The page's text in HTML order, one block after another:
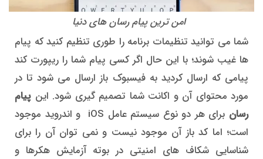
امن ترین پیام رسان های دنیا
شما می توانید تنظیمات برنامه را طوری تنظیم کنید که پیام
ها غیب شوند؛ با این حال اگر کسی پیام شما را ریپورت کند
پیامی که ارسال کردید به فیسبوک باز ارسال می شود تا در
مورد محتوای آن و اکانت شما تصمیم گیری شود. این پیام
رسان
برای هر دو نوع سیستم عامل iOS و اندروید موجود
است؛ اما کد باز آن موجود نیست و نمی توان آن را برای
شناسایی شکاف های امنیتی در بوته آزمایش هکرها و